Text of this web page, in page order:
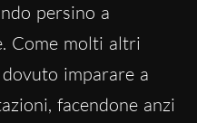
persino a
Come molti altri
imparare a
facendone anzi